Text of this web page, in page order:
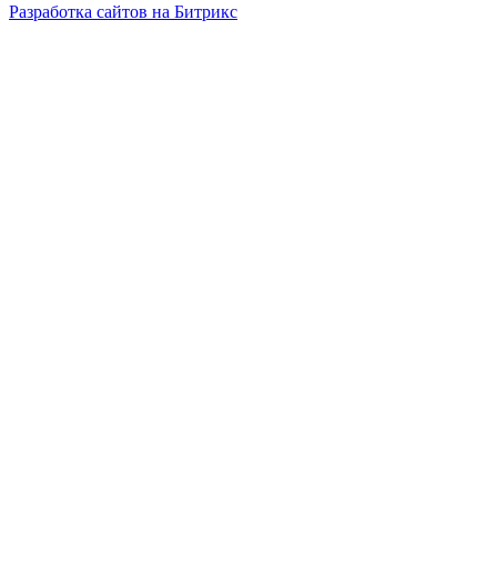
Разработка сайтов на Битрикс